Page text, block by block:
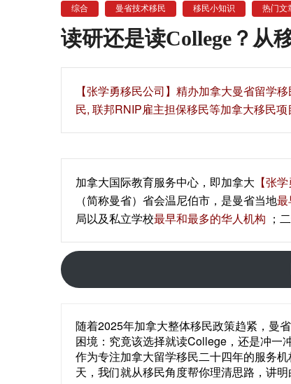
综合 曼省技术移民 移民小知识 热门文
读研还是读College？从
【‍张学勇移民公司‍】精办加拿大曼省留学
民, 联邦RNIP雇主担保移民等加拿大移民项
加拿大国际教育服务中心，即加拿大 【张
（简称曼省）省会温尼伯市，是曼省当地最
局以及私立学校最早和最多的华人机构 ；
随着2025年加拿大整体移民政策趋紧，曼
困境：究竟该选择就读College，还是冲一
作为专注加拿大留学移民二十四年的服务
天，我们就从移民角度帮你理清思路，讲